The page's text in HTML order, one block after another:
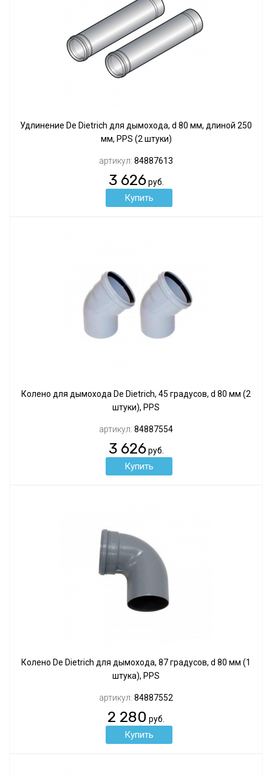
Удлинение De Dietrich для дымохода, d 80 мм, длиной 250
мм, PPS (2 штуки)
артикул: 84887613
3 626руб.
Колено для дымохода De Dietrich, 45 градусов, d 80 мм (2
штуки), PPS
артикул: 84887554
3 626руб.
Колено De Dietrich для дымохода, 87 градусов, d 80 мм (1
штука), PPS
артикул: 84887552
2 280 руб.